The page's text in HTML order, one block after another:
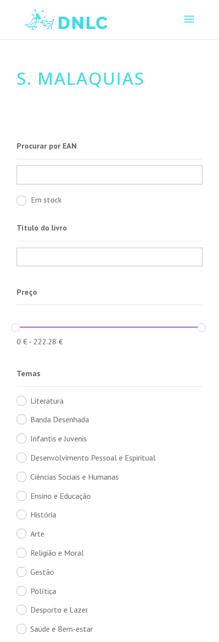
S. MALAQUIAS
Procurar por EAN
Em stock
Título do livro
Preço
0 €- 222.28 €
Temas
Literatura
Banda Desenhada
Infantis e Juvenis
Desenvolvimento Pessoal e Espiritual
Ciências Sociais e Humanas
Ensino e Educação
História
Arte
Religião e Moral
Gestão
Política
Desporto e Lazer
Saúde e Bem-estar